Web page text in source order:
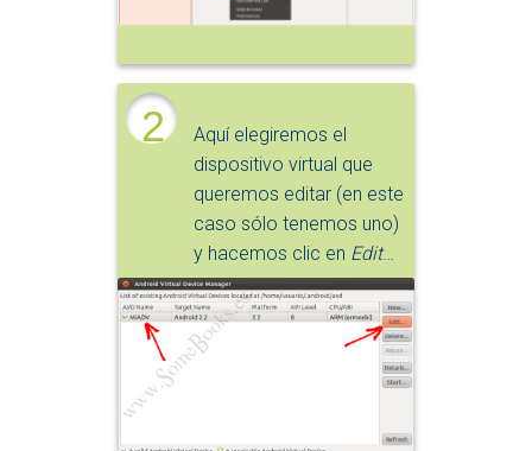
2
Aquí elegiremos el
dispositivo virtual que
queremos editar (en este
caso sólo tenemos uno)
y hacemos clic en Edit…